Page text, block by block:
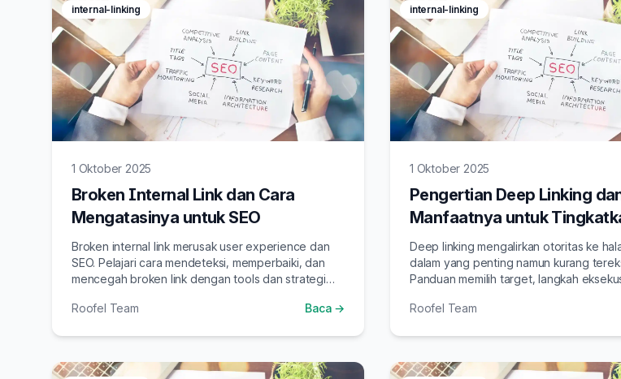
internal-linking
1 Oktober 2025
Broken Internal Link dan Cara
Mengatasinya untuk SEO
Broken internal link merusak user experience dan
SEO. Pelajari cara mendeteksi, memperbaiki, dan
mencegah broken link dengan tools dan strategi
Roofel Team
Baca →
internal-linking
1 Oktober 2025
Pengertian Deep Linking
Manfaatnya untuk
Authority
Deep linking mengalirkan otoritas ke
dalam yang penting namun kurang
Panduan memilih target, langkah
untuk meningkatkan page authority.
Roofel Team